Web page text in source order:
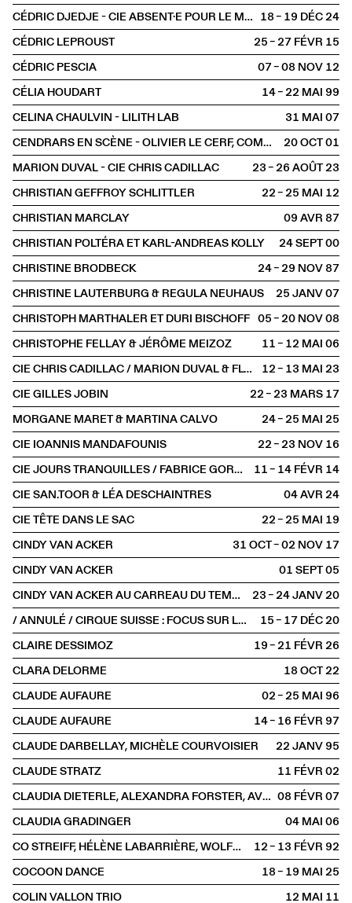
CÉDRIC DJEDJE - CIE ABSENT·E POUR LE MOMENT 18 – 19 DÉC2024
CÉDRIC LEPROUST
25 – 27 FÉVR2015
CÉDRIC PESCIA
07 – 08 NOV2012
CÉLIA HOUDART
14 – 22 MAI1999
CELINA CHAULVIN - LILITH LAB
31 MAI2007
CENDRARS EN SCÈNE - OLIVIER LE CERF, COMPAGNIE LES TROIS COUPS
20 OCT2001
MARION DUVAL - CIE CHRIS CADILLAC
23 – 26 AOÛT2023
CHRISTIAN GEFFROY SCHLITTLER
22 – 25 MAI2012
CHRISTIAN MARCLAY
09 AVR1987
CHRISTIAN POLTÉRA ET KARL-ANDREAS KOLLY
24 SEPT2000
CHRISTINE BRODBECK
24 – 29 NOV1987
CHRISTINE LAUTERBURG & REGULA NEUHAUS
25 JANV2007
CHRISTOPH MARTHALER ET DURI BISCHOFF 05 – 20 NOV2008
CHRISTOPHE FELLAY & JÉRÔME MEIZOZ
11 – 12 MAI2006
CIE CHRIS CADILLAC / MARION DUVAL & FLORIAN LEDUC
12 – 13 MAI2023
CIE GILLES JOBIN
22 – 23 MARS2017
MORGANE MARET & MARTINA CALVO
24 – 25 MAI2025
CIE IOANNIS MANDAFOUNIS
22 – 23 NOV2016
CIE JOURS TRANQUILLES / FABRICE GORGERAT
11 – 14 FÉVR2014
CIE SAN.TOOR & LÉA DESCHAINTRES
04 AVR2024
CIE TÊTE DANS LE SAC
22 – 25 MAI2019
CINDY VAN ACKER
31 OCT – 02 NOV2017
CINDY VAN ACKER
01 SEPT2005
CINDY VAN ACKER AU CARREAU DU TEMPLE
23 – 24 JANV2020
/ ANNULÉ / CIRQUE SUISSE : FOCUS SUR LA JEUNE CRÉATION
15 – 17 DÉC2020
CLAIRE DESSIMOZ
19 – 21 FÉVR2026
CLARA DELORME
18 OCT2022
CLAUDE AUFAURE
02 – 25 MAI1996
CLAUDE AUFAURE
14 – 16 FÉVR1997
CLAUDE DARBELLAY, MICHÈLE COURVOISIER
22 JANV1995
CLAUDE STRATZ
11 FÉVR2002
CLAUDIA DIETERLE, ALEXANDRA FORSTER, AVIER HAGEN, NORBERT GÜNTHER 08 FÉVR2007
CLAUDIA GRADINGER
04 MAI2006
CO STREIFF, HÉLÈNE LABARRIÈRE, WOLFGANG REISINGER, KLAUS DICKBAUER
12 – 13 FÉVR1992
COCOON DANCE
18 – 19 MAI2025
COLIN VALLON TRIO
12 MAI2011